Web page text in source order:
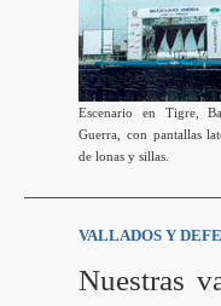
Escenario en Tigre,
Guerra, con pantallas
de lonas y sillas.
VALLADOS Y
Nuestras